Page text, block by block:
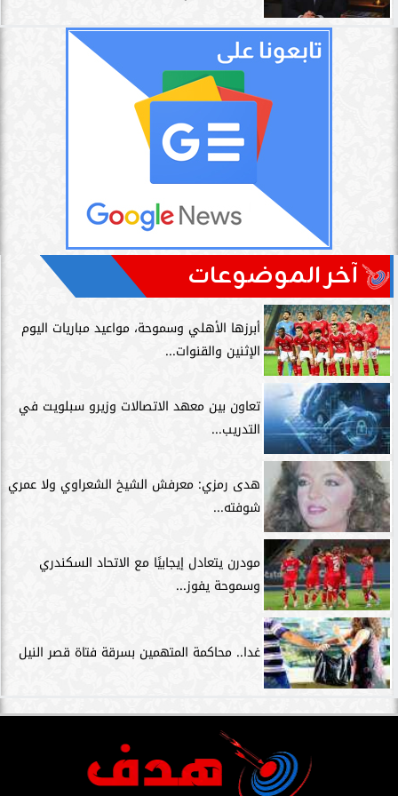
آخر الموضوعات
أبرزها الأهلي وسموحة، مواعيد مباريات اليوم
الإثنين والقنوات...
تعاون بين معهد الاتصالات وزيرو سبلويت في
التدريب...
هدى رمزي: معرفش الشيخ الشعراوي ولا عمري
شوفته...
مودرن يتعادل إيجابيًا مع الاتحاد السكندري
وسموحة يفوز...
غدا.. محاكمة المتهمين بسرقة فتاة قصر النيل